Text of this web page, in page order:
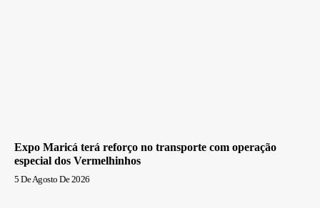
Expo Maricá terá reforço no transporte com operação
especial dos Vermelhinhos
5 De Agosto De 2026